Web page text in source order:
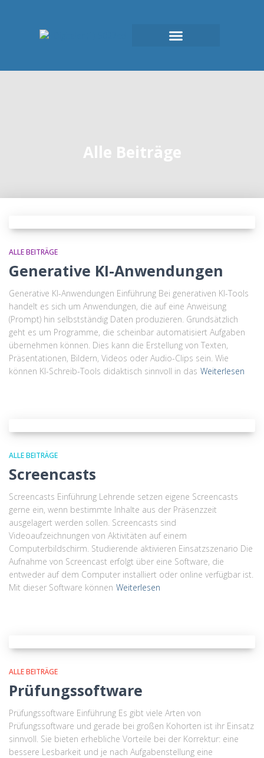
Alle Beiträge
ALLE BEITRÄGE
Generative KI-Anwendungen
Generative KI-Anwendungen Einführung Bei generativen KI-Tools
handelt es sich um Anwendungen, die auf eine Anweisung
(Prompt) hin selbstständig Daten produzieren. Grundsätzlich
geht es um Programme, die scheinbar automatisiert Aufgaben
übernehmen können. Dies kann die Erstellung von Texten,
Präsentationen, Bildern, Videos oder Audio-Clips sein. Wie
können KI-Schreib-Tools didaktisch sinnvoll in das Weiterlesen
ALLE BEITRÄGE
Screencasts
Screencasts Einführung Lehrende setzen eigene Screencasts
gerne ein, wenn bestimmte Inhalte aus der Präsenzzeit
ausgelagert werden sollen. Screencasts sind
Videoaufzeichnungen von Aktivitäten auf einem
Computerbildschirm. Studierende aktivieren Einsatzszenario Die
Aufnahme von Screencast erfolgt über eine Software, die
entweder auf dem Computer installiert oder online verfügbar ist.
Mit dieser Software können Weiterlesen
ALLE BEITRÄGE
Prüfungssoftware
Prüfungssoftware Einführung Es gibt viele Arten von
Prüfungssoftware und gerade bei großen Kohorten ist ihr Einsatz
sinnvoll. Sie bieten erhebliche Vorteile bei der Korrektur: eine
bessere Lesbarkeit und je nach Aufgabenstellung eine